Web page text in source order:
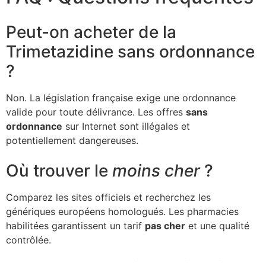
Peut-on acheter de la
Trimetazidine sans ordonnance
?
Non. La législation française exige une ordonnance
valide pour toute délivrance. Les offres sans
ordonnance sur Internet sont illégales et
potentiellement dangereuses.
Où trouver le moins cher?
Comparez les sites officiels et recherchez les
génériques européens homologués. Les pharmacies
habilitées garantissent un tarif pas cher et une qualité
contrôlée.